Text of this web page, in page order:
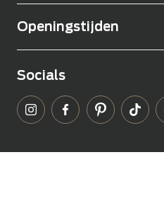
Openingstijden
Socials